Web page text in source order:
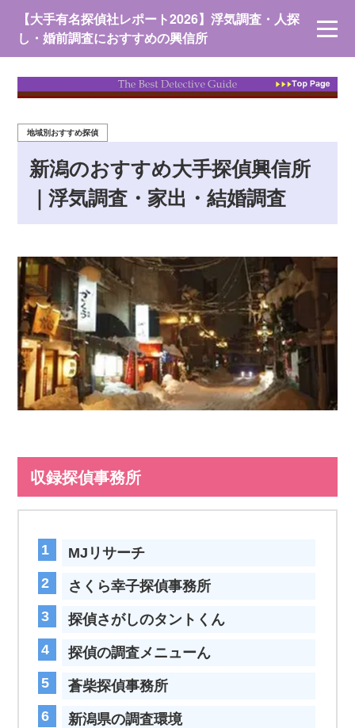
【大手有名探偵社レポート2026】浮気調査・人探
し・婚前調査におすすめの興信所
新潟のおすすめ大手探偵興信所
｜浮気調査・家出・結婚調査
地域別おすすめ探偵
収録探偵事務所
MJリサーチ
さくら幸子探偵事務所
探偵さがしのタントくん
探偵の調査メニューん
蒼柴探偵事務所
新潟県の調査環境